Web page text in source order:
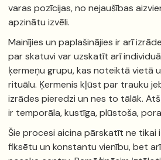
varas pozīcijas, no nejaušības
apzinātu izvēli.
Mainījies un paplašinājies ir arī
par skatuvi var uzskatīt arī
ķermeņu grupu, kas noteiktā vietā
rituālu. Ķermenis kļūst par trauku
izrādes pieredzi un nes to tālāk.
ir temporāla, kustīga, plūstoša,
Šie procesi aicina pārskatīt ne tikai
fiksētu un konstantu vienību, bet